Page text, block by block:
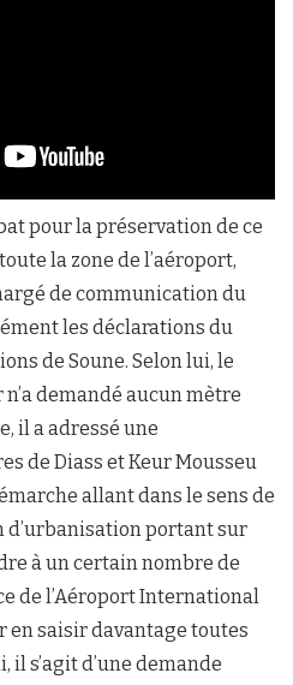
pour la préservation de ce
la zone de l’aéroport,
de communication du
les déclarations du
de Soune. Selon lui, le
demandé aucun mètre
il a adressé une
de Diass et Keur Mousseu
allant dans le sens de
d’urbanisation portant sur
à un certain nombre de
de l’Aéroport International
en saisir davantage toutes
s’agit d’une demande